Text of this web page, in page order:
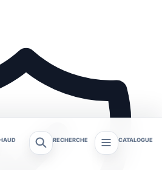
RECHERCHE CATALOGUE